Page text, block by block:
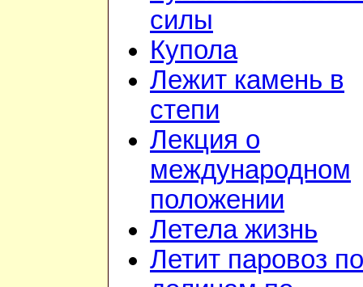
силы
Купола
Лежит камень в
степи
Лекция о
международном
положении
Летела жизнь
Летит паровоз по